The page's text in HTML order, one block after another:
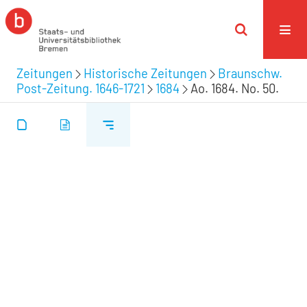
Zeitungen Historische Zeitungen
Braunschw.
Post-Zeitung. 1646-1721
1684 Ao. 1684. No. 50.